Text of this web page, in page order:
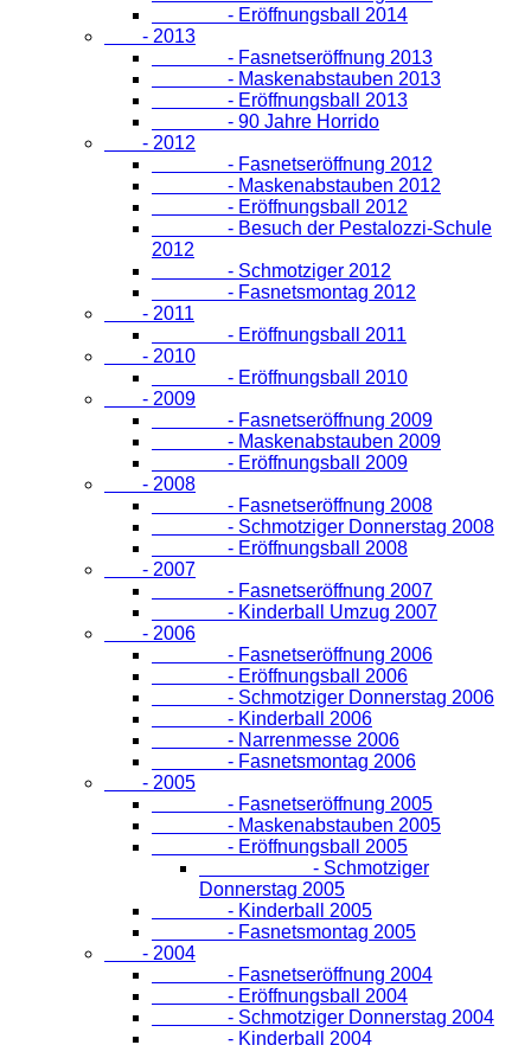
- Eröffnungsball 2014
- 2013
- Fasnetseröffnung 2013
- Maskenabstauben 2013
- Eröffnungsball 2013
- 90 Jahre Horrido
- 2012
- Fasnetseröffnung 2012
- Maskenabstauben 2012
- Eröffnungsball 2012
- Besuch der Pestalozzi-Schule
2012
- Schmotziger 2012
- Fasnetsmontag 2012
- 2011
- Eröffnungsball 2011
- 2010
- Eröffnungsball 2010
- 2009
- Fasnetseröffnung 2009
- Maskenabstauben 2009
- Eröffnungsball 2009
- 2008
- Fasnetseröffnung 2008
- Schmotziger Donnerstag 2008
- Eröffnungsball 2008
- 2007
- Fasnetseröffnung 2007
- Kinderball Umzug 2007
- 2006
- Fasnetseröffnung 2006
- Eröffnungsball 2006
- Schmotziger Donnerstag 2006
- Kinderball 2006
- Narrenmesse 2006
- Fasnetsmontag 2006
- 2005
- Fasnetseröffnung 2005
- Maskenabstauben 2005
- Eröffnungsball 2005
- Schmotziger
Donnerstag 2005
- Kinderball 2005
- Fasnetsmontag 2005
- 2004
- Fasnetseröffnung 2004
- Eröffnungsball 2004
- Schmotziger Donnerstag 2004
- Kinderball 2004